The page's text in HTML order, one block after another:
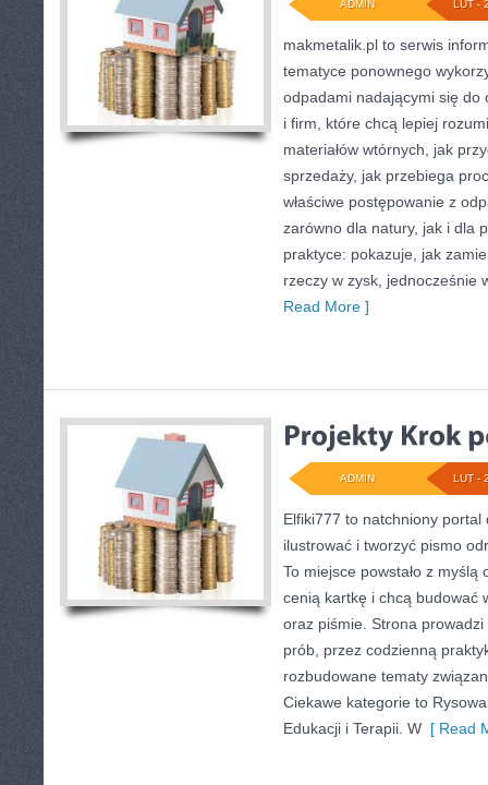
LUT -
ADMIN
makmetalik.pl to serwis
tematyce ponownego
odpadami nadającymi się do
i firm, które chcą lepiej
materiałów wtórnych, jak
sprzedaży, jak przebiega
właściwe postępowanie z
zarówno dla natury, jak i dla
praktyce: pokazuje, jak
rzeczy w zysk, jednocześnie
Read More ]
LUT -
ADMIN
Elfiki777 to natchniony
ilustrować i tworzyć pismo
To miejsce powstało z
cenią kartkę i chcą budować
oraz piśmie. Strona
prób, przez codzienną
rozbudowane tematy
Ciekawe kategorie to
Edukacji i Terapii. W [ Read